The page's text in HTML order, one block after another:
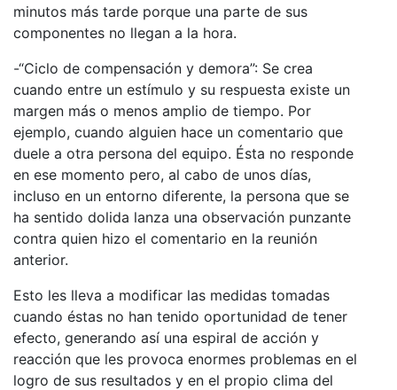
minutos más tarde porque una parte de sus
componentes no llegan a la hora.
-“Ciclo de compensación y demora”: Se crea
cuando entre un estímulo y su respuesta existe un
margen más o menos amplio de tiempo. Por
ejemplo, cuando alguien hace un comentario que
duele a otra persona del equipo. Ésta no responde
en ese momento pero, al cabo de unos días,
incluso en un entorno diferente, la persona que se
ha sentido dolida lanza una observación punzante
contra quien hizo el comentario en la reunión
anterior.
Esto les lleva a modificar las medidas tomadas
cuando éstas no han tenido oportunidad de tener
efecto, generando así una espiral de acción y
reacción que les provoca enormes problemas en el
logro de sus resultados y en el propio clima del